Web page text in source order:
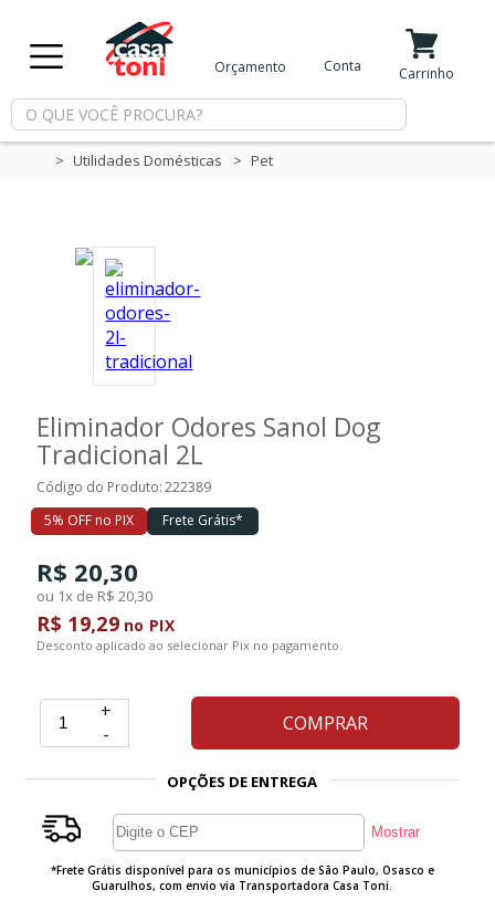
Minha Conta
Meus Favoritos
Departamentos
Marcas
PROMOÇÃO
Orçamento Conta Carrinho
Utilidades Domésticas Pet
Eliminador Odores Sanol Dog
Tradicional 2L
Código do Produto: 222389
5% OFF no PIX
Frete Grátis*
R$ 20,30
ou 1x de R$ 20,30
R$ 19,29no PIX
Desconto aplicado ao selecionar Pix no pagamento.
+
-
COMPRAR
OPÇÕES DE ENTREGA
*Frete Grátis disponível para os municípios de São Paulo, Osasco e
Guarulhos, com envio via Transportadora Casa Toni.